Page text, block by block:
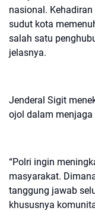
nasional.
sudut kota
salah satu
jelasnya.
Jenderal Sigit
ojol dalam
“Polri ingin
masyarakat.
tanggung jawab
khususnya